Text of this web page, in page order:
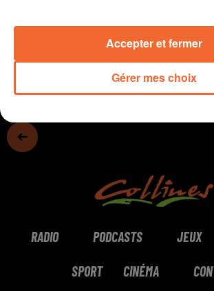
0:00
RADIO PODCASTS JEUX
SPORT CINÉMA
Gérer mes choix
Accepter et fermer